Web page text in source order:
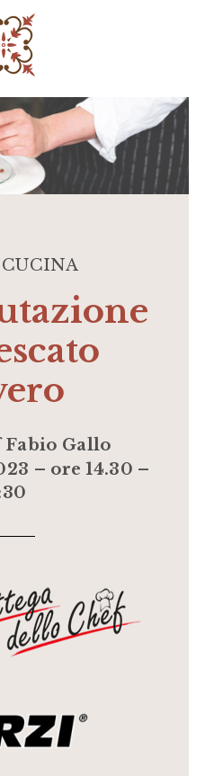
CUCINA
Fabio Gallo
– ore 14.30 –